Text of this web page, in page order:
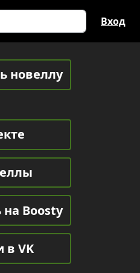
Вход
новеллу
Boosty
в VK